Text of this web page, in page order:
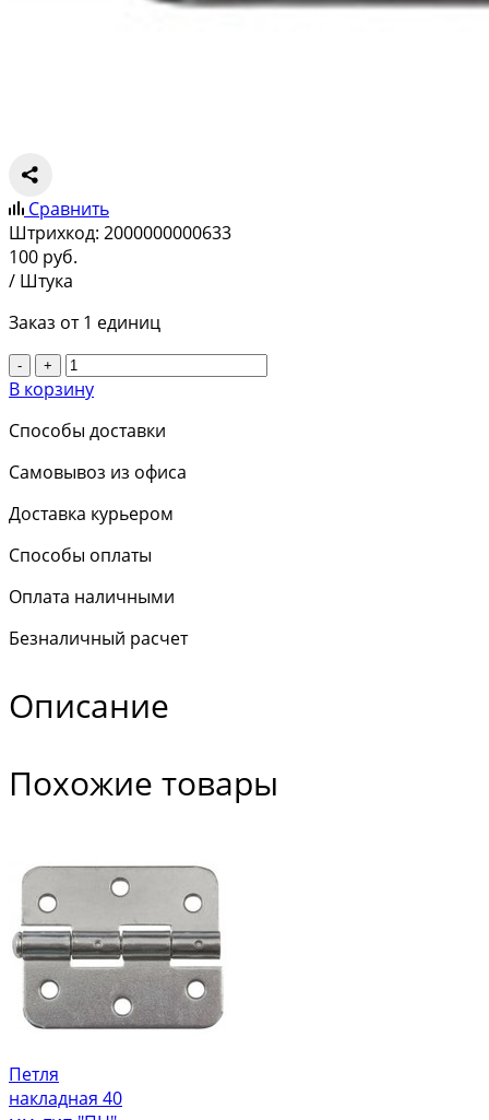
Сравнить
Штрихкод: 2000000000633
100 руб.
/ Штука
Заказ от 1 единиц
- +
В корзину
Способы доставки
Самовывоз из офиса
Доставка курьером
Способы оплаты
Оплата наличными
Безналичный расчет
Описание
Похожие товары
Петля
накладная 40